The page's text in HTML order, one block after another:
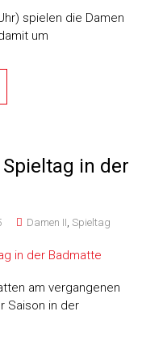
spielen die Damen
um
in der
Damen II,Spieltag
am vergangenen
Saison in der